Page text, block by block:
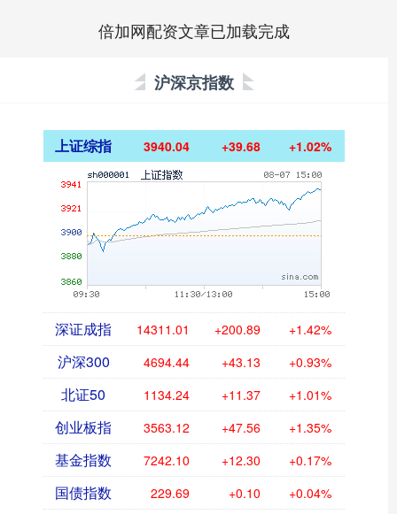
倍加网配资文章已加载完成
沪深京指数
上证综指 3940.04 +39.68 +1.02%
深证成指 14311.01 +200.89 +1.42%
沪深300 4694.44 +43.13 +0.93%
北证50 1134.24 +11.37 +1.01%
创业板指 3563.12 +47.56 +1.35%
基金指数 7242.10 +12.30 +0.17%
国债指数 229.69 +0.10 +0.04%